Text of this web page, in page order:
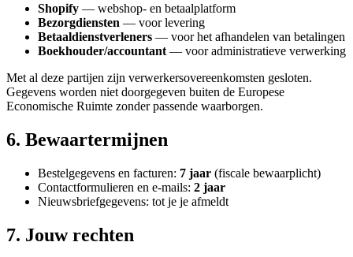
Shopify — webshop- en betaalplatform
Bezorgdiensten — voor levering
Betaaldienstverleners — voor het afhandelen van betalingen
Boekhouder/accountant — voor administratieve verwerking
Met al deze partijen zijn verwerkersovereenkomsten gesloten.
Gegevens worden niet doorgegeven buiten de Europese
Economische Ruimte zonder passende waarborgen.
6. Bewaartermijnen
Bestelgegevens en facturen: 7 jaar (fiscale bewaarplicht)
Contactformulieren en e-mails: 2 jaar
Nieuwsbriefgegevens: tot je je afmeldt
7. Jouw rechten